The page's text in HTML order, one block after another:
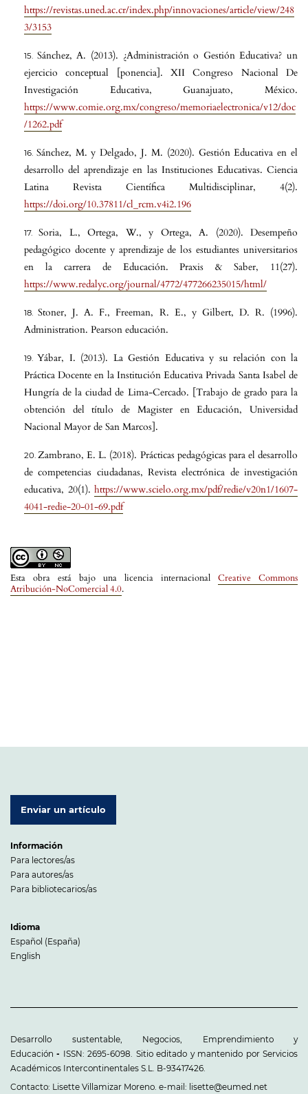
Esta obra está bajo una licencia internacional Creative Commons
Atribución-NoComercial 4.0.
https://revistas.uned.ac.cr/index.php/innovaciones/article/view/248
3/3153
Sánchez, A. (2013). ¿Administración o Gestión Educativa? un
ejercicio conceptual [ponencia]. XII Congreso Nacional De
Investigación Educativa, Guanajuato, México.
https://www.comie.org.mx/congreso/memoriaelectronica/v12/doc
/1262.pdf
Sánchez, M. y Delgado, J. M. (2020). Gestión Educativa en el
desarrollo del aprendizaje en las Instituciones Educativas. Ciencia
Latina Revista Científica Multidisciplinar, 4(2).
https://doi.org/10.37811/cl_rcm.v4i2.196
Soria, L., Ortega, W., y Ortega, A. (2020). Desempeño
pedagógico docente y aprendizaje de los estudiantes universitarios
en la carrera de Educación. Praxis & Saber, 11(27).
https://www.redalyc.org/journal/4772/477266235015/html/
Stoner, J. A. F., Freeman, R. E., y Gilbert, D. R. (1996).
Administration. Pearson educación.
Yábar, I. (2013). La Gestión Educativa y su relación con la
Práctica Docente en la Institución Educativa Privada Santa Isabel de
Hungría de la ciudad de Lima-Cercado. [Trabajo de grado para la
obtención del título de Magister en Educación, Universidad
Nacional Mayor de San Marcos].
Zambrano, E. L. (2018). Prácticas pedagógicas para el desarrollo
de competencias ciudadanas, Revista electrónica de investigación
educativa, 20(1). https://www.scielo.org.mx/pdf/redie/v20n1/1607-
4041-redie-20-01-69.pdf
Enviar un artículo
Información
Para lectores/as
Para autores/as
Para bibliotecarios/as
Idioma
Español (España)
English
Desarrollo sustentable, Negocios, Emprendimiento y
Educación - ISSN: 2695-6098. Sitio editado y mantenido por Servicios
Académicos Intercontinentales S.L. B-93417426.
Contacto: Lisette Villamizar Moreno. e-mail: lisette@eumed.net